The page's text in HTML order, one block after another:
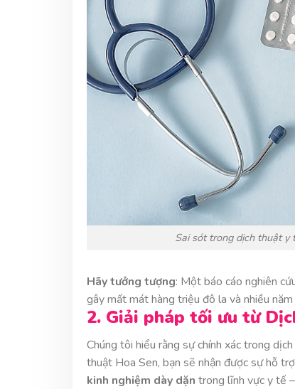
Sai sót trong dịch thuật y
Hãy tưởng tượng: Một báo cáo nghiên
gây mất mát hàng triệu đô la và nhiều
2. Giải pháp tối ưu từ
Chúng tôi hiểu rằng sự chính xác trong
thuật Hoa Sen, bạn sẽ nhận được sự hỗ
kinh nghiệm dày dặn trong lĩnh vực y tế